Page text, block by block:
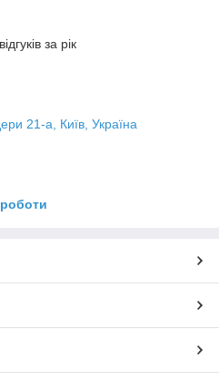
за рік
21-а, Київ, Україна